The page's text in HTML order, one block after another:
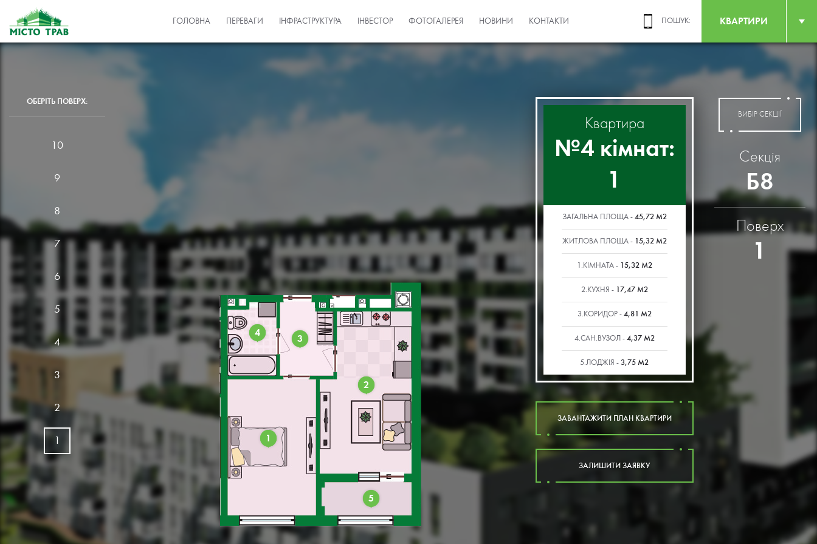
ГОЛОВНА ПЕРЕВАГИ ІНФРАСТРУКТУРА ІНВЕСТОР ФОТОГАЛЕРЕЯ НОВИНИ КОНТАКТИ ПОШУК: КВАРТИРИ
ВИБІР СЕКЦІЇ
Секція
Б8
Поверх
1
ОБЕРІТЬ ПОВЕРХ:
10
9
8
7
6
5
4
3
2
1 1
2
3
4
5
Квартира
№4 кімнат:
1
ЗАГАЛЬНА ПЛОЩА - 45,72 М2
ЖИТЛОВА ПЛОЩА - 15,32 М2
1.КІМНАТА - 15,32 М2
2.КУХНЯ - 17,47 М2
3.КОРИДОР - 4,81 М2
4.САН.ВУЗОЛ - 4,37 М2
5.ЛОДЖІЯ -3,75 М2
ЗАВАНТАЖИТИ ПЛАН КВАРТИРИ
ЗАЛИШИТИ ЗАЯВКУ